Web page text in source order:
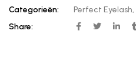
Categorieën:
Perfect Eyelash,
Share: